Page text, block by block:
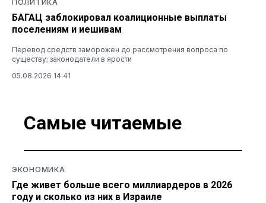
ПОЛИТИКА
БАГАЦ заблокировал коалиционные выплаты
поселениям и иешивам
Перевод средств заморожен до рассмотрения вопроса по
существу; законодатели в ярости
05.08.2026 14:41
Самые читаемые
ЭКОНОМИКА
Где живет больше всего миллиардеров в 2026
году и сколько из них в Израиле